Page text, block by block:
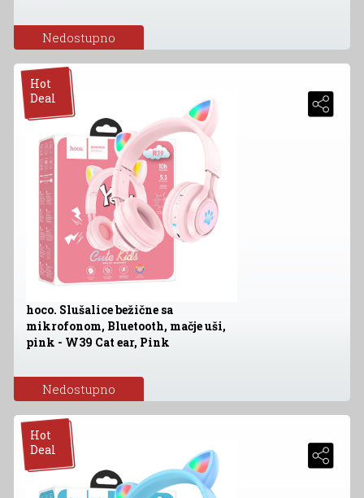
Nedostupno
Hot
Deal
hoco. Slušalice bežične sa
mikrofonom, Bluetooth, mačje uši,
pink - W39 Cat ear, Pink
Nedostupno
Hot
Deal